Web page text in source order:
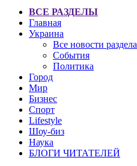
ВСЕ РАЗДЕЛЫ
Главная
Украина
Все новости раздела
События
Политика
Город
Мир
Бизнес
Спорт
Lifestyle
Шоу-биз
Наука
БЛОГИ ЧИТАТЕЛЕЙ